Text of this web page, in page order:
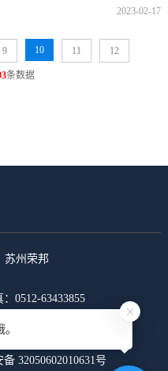
2023-02-17
9 10 11 12
条数据
苏州荣邦
0512-63433855
道4168号U科技园31幢
32050602010631号